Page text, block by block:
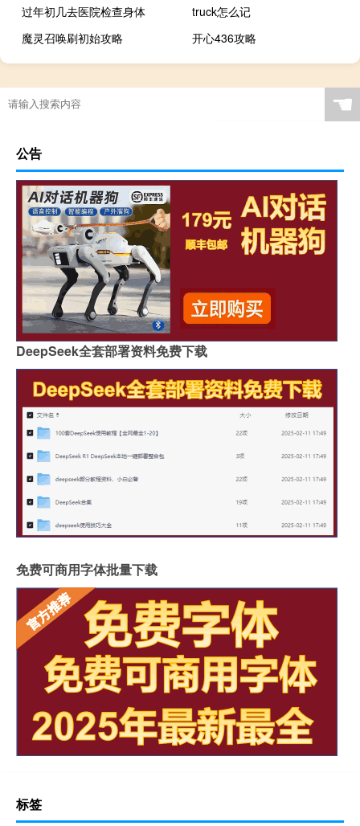
过年初几去医院检查身体
truck怎么记
魔灵召唤刷初始攻略
开心436攻略
☚
公告
DeepSeek全套部署资料免费下载
免费可商用字体批量下载
标签